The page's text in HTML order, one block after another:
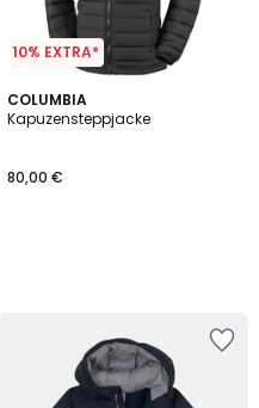
10% EXTRA*
COLUMBIA
Kapuzensteppjacke
80,00 €